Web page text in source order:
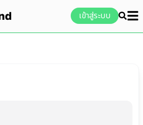
เข้าสู่ระบบ